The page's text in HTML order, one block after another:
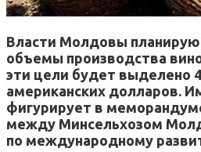
Власти Молдовы
объемы производства
эти цели будет выделено
американских долларов.
фигурирует в
между Минсельхозом
по международному